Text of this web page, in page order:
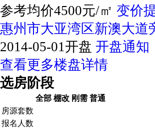
参考均价4500元/㎡ 变价
惠州市大亚湾区新澳大道
2014-05-01开盘 开盘通知
查看更多楼盘详情
选房阶段
全部 棚改 刚需 普通
房源套数
报名人数